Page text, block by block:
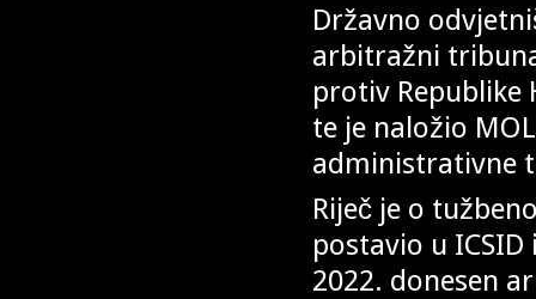
Državno
arbitražni
protiv Republike
te je naložio
administrativne
Riječ je o
postavio u
2022. donesen